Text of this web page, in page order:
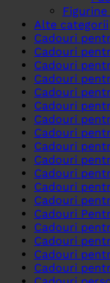
Alte categorii
Cadouri
Cadouri
Cadouri
Cadouri
Cadouri
Cadouri
Cadouri
Cadouri
Cadouri
Cadouri
Cadouri
Cadouri
Cadouri
Cadouri
Cadouri
Cadouri
Cadouri
Cadouri